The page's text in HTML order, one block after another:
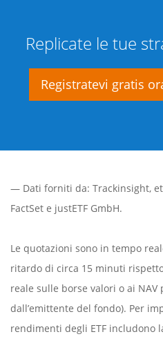
Replicate le tue
Registratevi gratis
— Dati forniti da: Trackinsight,
FactSet e justETF GmbH.
Le quotazioni sono in tempo
ritardo di circa 15 minuti
reale sulle borse valori o ai
dall’emittente del fondo). Per
rendimenti degli ETF includono